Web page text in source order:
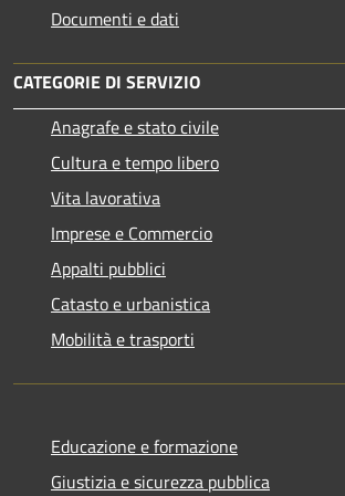
Documenti e dati
CATEGORIE DI SERVIZIO
Anagrafe e stato civile
Cultura e tempo libero
Vita lavorativa
Imprese e Commercio
Appalti pubblici
Catasto e urbanistica
Mobilità e trasporti
Educazione e formazione
Giustizia e sicurezza pubblica